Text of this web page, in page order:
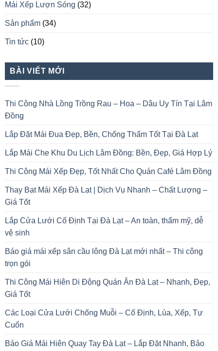
Mái Xếp Lượn Sóng (32)
Sản phẩm (34)
Tin tức (10)
BÀI VIẾT MỚI
Thi Công Nhà Lồng Trồng Rau – Hoa – Dâu Uy Tín Tại Lâm
Đồng
Lắp Đặt Mái Đua Đẹp, Bền, Chống Thấm Tốt Tại Đà Lạt
Lắp Mái Che Khu Du Lịch Lâm Đồng: Bền, Đẹp, Giá Hợp Lý
Thi Công Mái Xếp Đẹp, Tốt Nhất Cho Quán Café Lâm Đồng
Thay Bạt Mái Xếp Đà Lạt | Dịch Vụ Nhanh – Chất Lượng –
Giá Tốt
Lắp Cửa Lưới Cố Định Tại Đà Lạt – An toàn, thẩm mỹ, dễ
vệ sinh
Báo giá mái xếp sân cầu lông Đà Lạt mới nhất – Thi công
trọn gói
Thi Công Mái Hiên Di Động Quán Ăn Đà Lạt – Nhanh, Đẹp,
Giá Tốt
Các Loại Cửa Lưới Chống Muỗi – Cố Định, Lùa, Xếp, Tự
Cuốn
Báo Giá Mái Hiên Quay Tay Đà Lạt – Lắp Đặt Nhanh, Bảo